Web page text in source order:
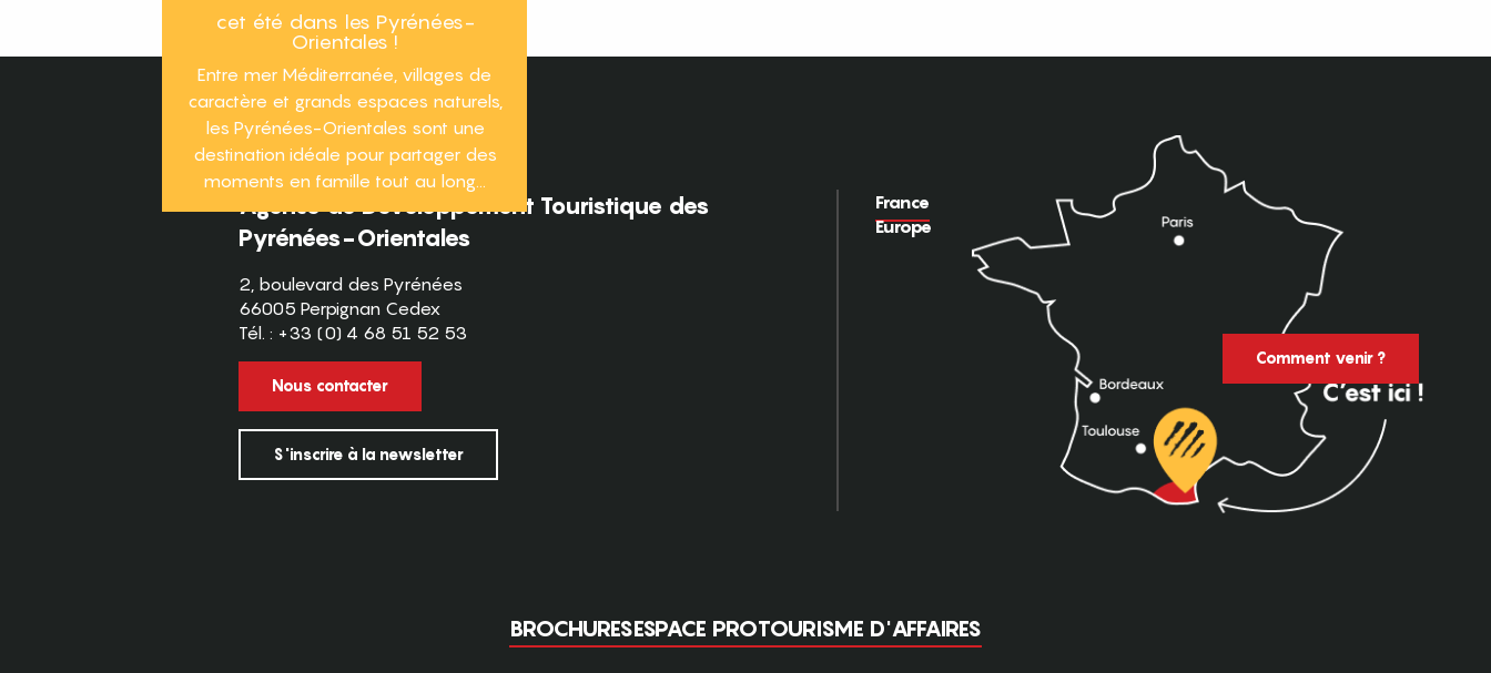
cet été dans les Pyrénées-
Orientales !
Entre mer Méditerranée, villages de
caractère et grands espaces naturels,
les Pyrénées-Orientales sont une
destination idéale pour partager des
moments en famille tout au long...
Agence de Développement Touristique des
Pyrénées-Orientales
2, boulevard des Pyrénées
66005 Perpignan Cedex
Tél. : +33 (0) 4 68 51 52 53
Nous contacter
S'inscrire à la newsletter
France
Europe
Comment venir ?
BROCHURESESPACE PROTOURISME D'AFFAIRES